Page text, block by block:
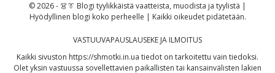
© 2026 - 👗👔 Blogi tyylikkäistä vaatteista, muodista ja tyylistä |
Hyödyllinen blogi koko perheelle | Kaikki oikeudet pidätetään.
VASTUUVAPAUSLAUSEKE JA ILMOITUS
Kaikki sivuston https://shmotki.in.ua tiedot on tarkoitettu vain tiedoksi.
Olet yksin vastuussa sovellettavien paikallisten tai kansainvälisten lakien